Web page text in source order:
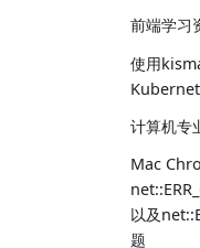
前端学习
使用
计算机专
Mac
以及
题